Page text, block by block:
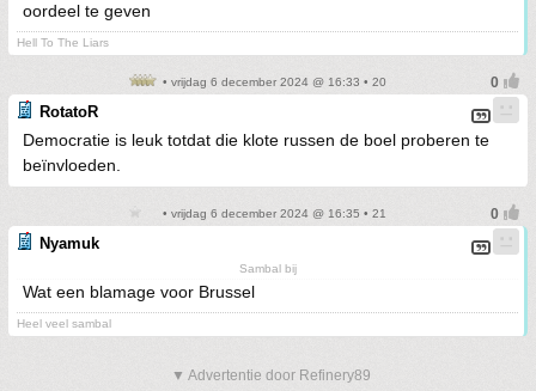
oordeel te geven
Hell To The Liars
• vrijdag 6 december 2024 @ 16:33 • 20
RotatoR
Democratie is leuk totdat die klote russen de boel proberen te
beïnvloeden.
• vrijdag 6 december 2024 @ 16:35 • 21
Nyamuk
Sambal bij
Wat een blamage voor Brussel
Heel veel sambal
▼ Advertentie door Refinery89